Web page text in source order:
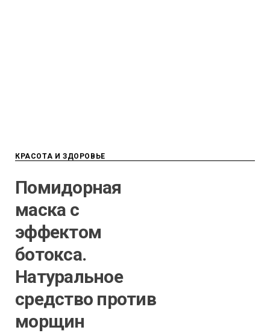
КРАСОТА И ЗДОРОВЬЕ
Помидорная
маска с
эффектом
ботокса.
Натуральное
средство против
морщин